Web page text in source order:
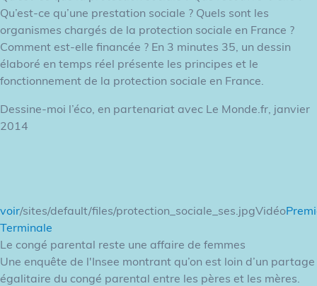
Qu’est-ce qu’une prestation sociale ? Quels sont les
organismes chargés de la protection sociale en France ?
Comment est-elle financée ? En 3 minutes 35, un dessin
élaboré en temps réel présente les principes et le
fonctionnement de la protection sociale en France.
Dessine-moi l’éco, en partenariat avec Le Monde.fr, janvier
2014
voir/sites/default/files/protection_sociale_ses.jpgVidéo
Terminale
Le congé parental reste une affaire de femmes
Une enquête de l'Insee montrant qu’on est loin d’un partage
égalitaire du congé parental entre les pères et les mères.